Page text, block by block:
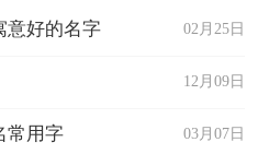
02月25日
意好的名字
12月09日
03月07日
常用字